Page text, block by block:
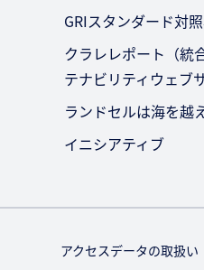
GRIスタンダード対
クラレレポート（統
テナビリティウェブ
ランドセルは海を越
イニシアティブ
アクセスデータの取扱い